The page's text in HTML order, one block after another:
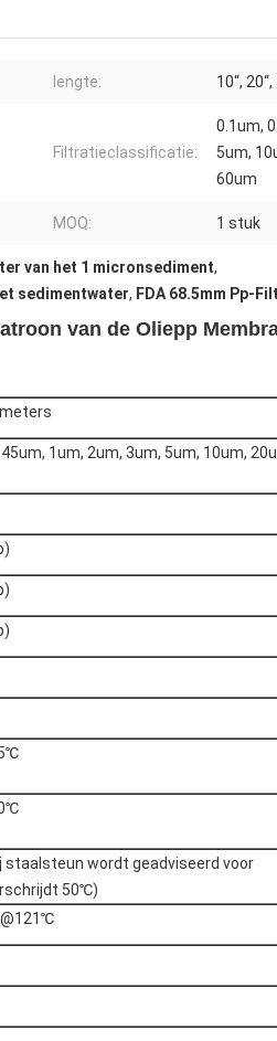
lengte: 10“, 20“,
Filtratieclassificatie:
0.1um,
5um,
60um
MOQ: 1 stuk
van het 1 micronsediment,
sedimentwater, FDA 68.5mm Pp-
van de Oliepp
1um, 2um, 3um, 5um, 10um,
staalsteun wordt geadviseerd voor
50℃)